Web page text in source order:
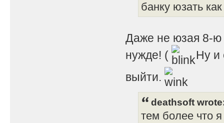
банку юзать
Даже не юзая 8-ю
нужде! (
Ну и
выйти.
deathsoft
тем более что